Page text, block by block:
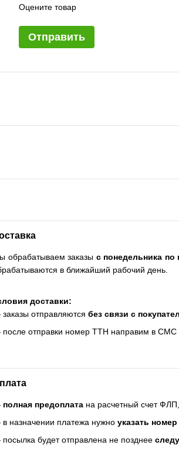
Оцените товар
Отправить
обрабатываем заказы с понедельника по
в ближайший рабочий день.
доставки:
отправляютсябез связи с
отправки номер ТТН направим в СМС
полная предоплата на расчетный счет
назначении платежа нужноуказать номер
будет отправлена не позднее